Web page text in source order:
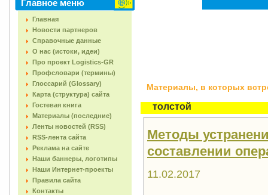
Главное меню
Главная
Новости партнеров
Справочные данные
О нас (истоки, идеи)
Про проект Logistics-GR
Профсловари (термины)
Глоссарий (Glossary)
Карта (структура) сайта
Гостевая книга
Материалы (последние)
Ленты новостей (RSS)
RSS-лента сайта
Реклама на сайте
Наши баннеры, логотипы
Наши Интернет-проекты
Правила сайта
Контакты
Материалы, в которых
толстой
Методы
составлении
11.02.2017